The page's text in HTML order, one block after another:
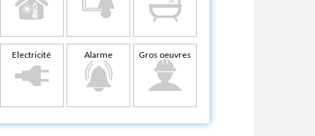
Electricité Alarme Gros oeuvres